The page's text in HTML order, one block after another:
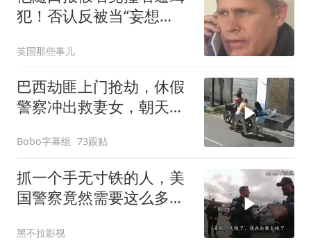
犯！否认反被当“妄想
英国那些事儿
巴西劫匪上门抢劫，休假
警察冲出救妻女，朝天鸣
Bobo字幕组 73跟贴
抓一个手无寸铁的人，美
国警察竟然需要这么多支
黑不拉影视